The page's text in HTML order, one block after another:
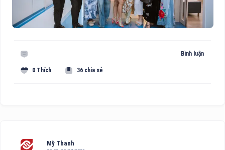
Bình luận
0 Thích 36 chia sẻ
Mỹ Thanh